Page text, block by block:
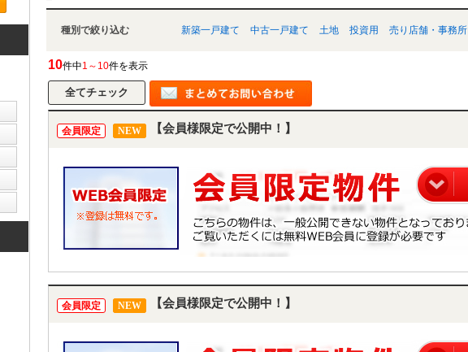
健康経営優良法人2025 採用情報
種別で絞り込む 新築一戸建て 中古一戸建て 土地 投資用 売り店舗・事務所
10件中1～10件を表示
会員限定 NEW 【会員様限定で公開中！】
会員限定 NEW 【会員様限定で公開中！】